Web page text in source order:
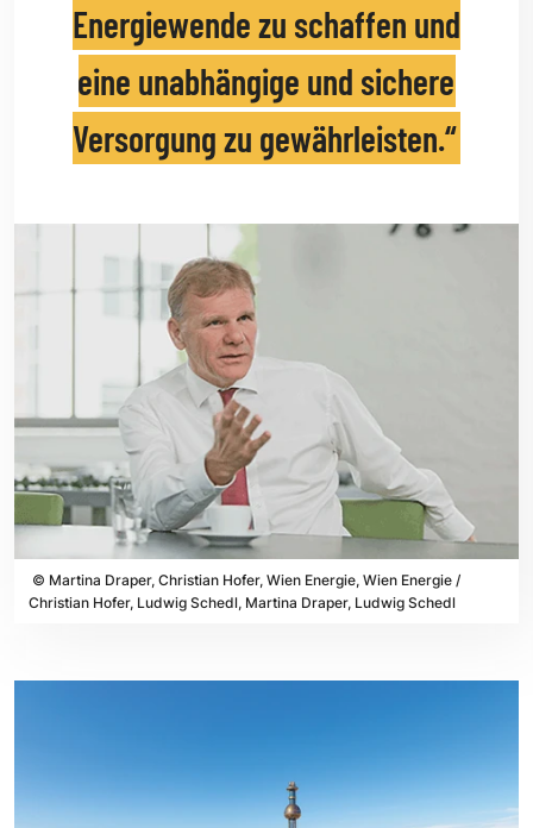
Energiewende zu schaffen und
eine unabhängige und sichere
Versorgung zu gewährleisten.“
© Martina Draper, Christian Hofer, Wien Energie, Wien Energie /
Christian Hofer, Ludwig Schedl, Martina Draper, Ludwig Schedl